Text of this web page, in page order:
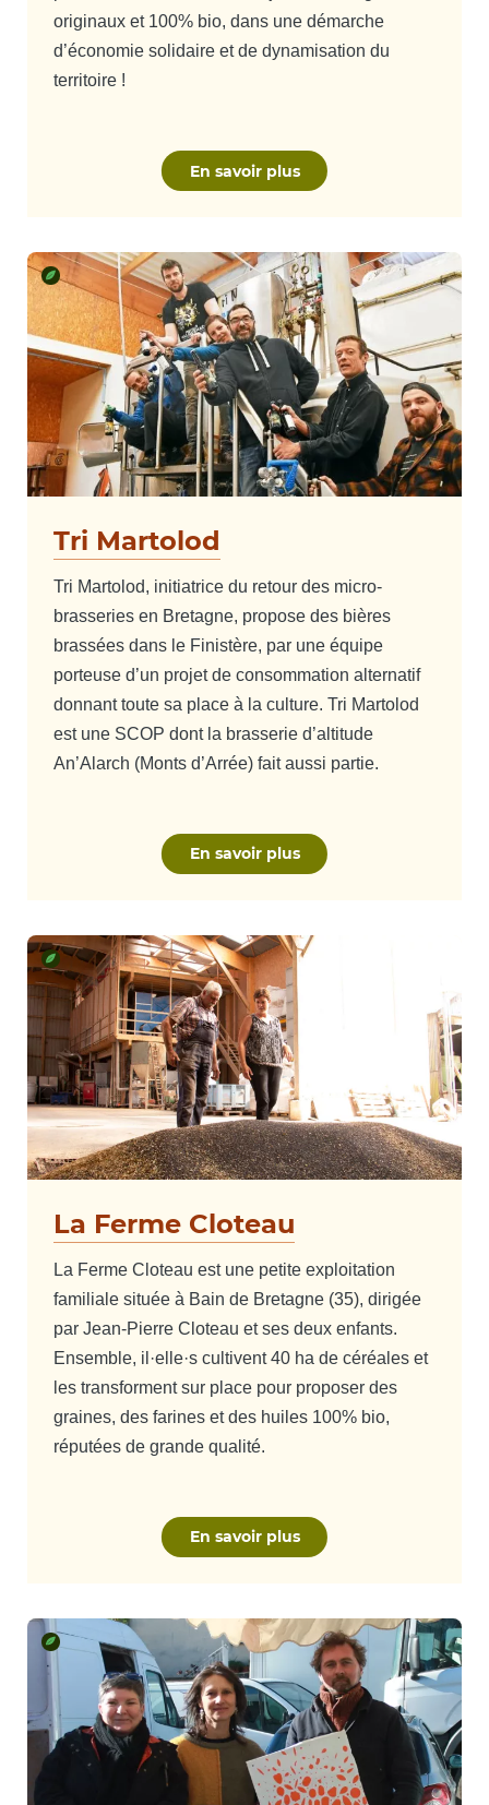
originaux et 100% bio, dans une démarche
d’économie solidaire et de dynamisation du
territoire !
En savoir plus
Tri Martolod
Tri Martolod, initiatrice du retour des micro-
brasseries en Bretagne, propose des bières
brassées dans le Finistère, par une équipe
porteuse d’un projet de consommation alternatif
donnant toute sa place à la culture. Tri Martolod
est une SCOP dont la brasserie d’altitude
An’Alarch (Monts d’Arrée) fait aussi partie.
En savoir plus
La Ferme Cloteau
La Ferme Cloteau est une petite exploitation
familiale située à Bain de Bretagne (35), dirigée
par Jean-Pierre Cloteau et ses deux enfants.
Ensemble, il·elle·s cultivent 40 ha de céréales et
les transforment sur place pour proposer des
graines, des farines et des huiles 100% bio,
réputées de grande qualité.
En savoir plus